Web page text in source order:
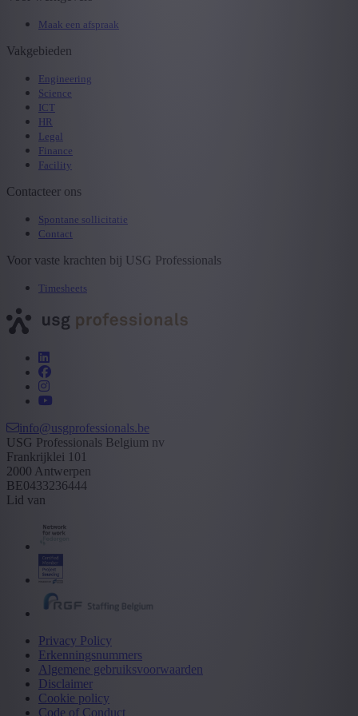
Maak een afspraak
Vakgebieden
Engineering
Science
ICT
HR
Legal
Finance
Facility
Contacteer ons
Spontane sollicitatie
Contact
Voor vaste krachten bij USG Professionals
Timesheets
info@usgprofessionals.be
USG Professionals Belgium nv
Frankrijklei 101
2000 Antwerpen
BE0433236444
Lid van
Privacy Policy
Erkenningsnummers
Algemene gebruiksvoorwaarden
Disclaimer
Cookie policy
Code of Conduct